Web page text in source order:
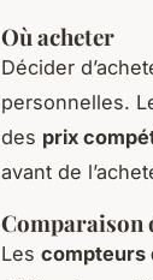
Où acheter
Décider
personnelles.
des prix
avant de
Les compteurs